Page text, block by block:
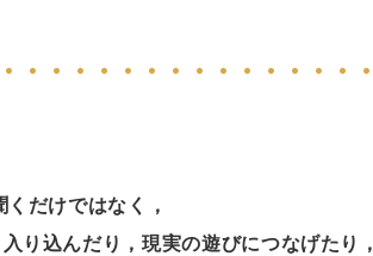
くだけではなく，
り込んだり，現実の遊びにつなげたり，